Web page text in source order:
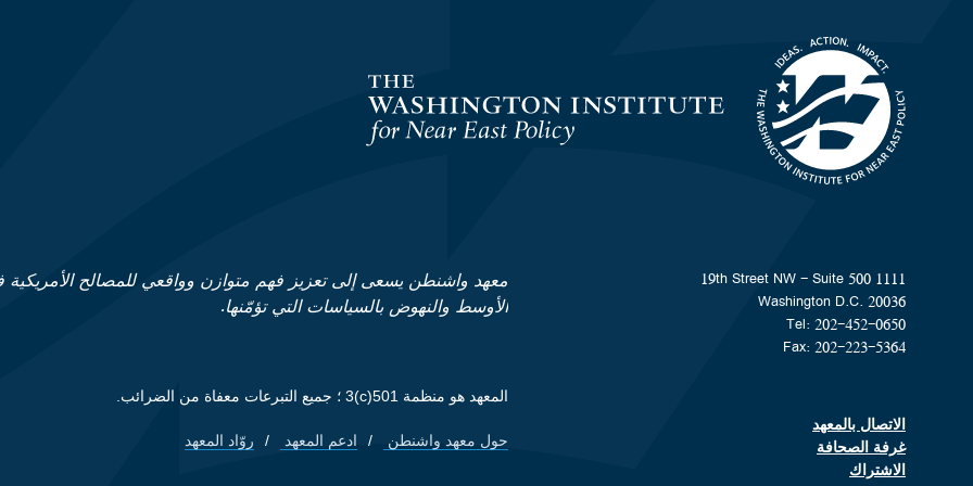
Homepage
1111 19th Street NW - Suite 500
Washington D.C. 20036
Tel: 202-452-0650
Fax: 202-223-5364
Footer contact links
الاتصال بالمعهد
غرفة الصحافة
الاشتراك
معهد واشنطن يسعى إلى تعزيز فهم متوازن وواقعي للمصالح
الأوسط والنهوض بالسياسات التي تؤمّنها.
المعهد هو منظمة 501(c)3 ؛ جميع التبرعات معفاة من الضرائب.
Footer quick links
حول معهد واشنطن ادعم المعهد روّاد المعهد